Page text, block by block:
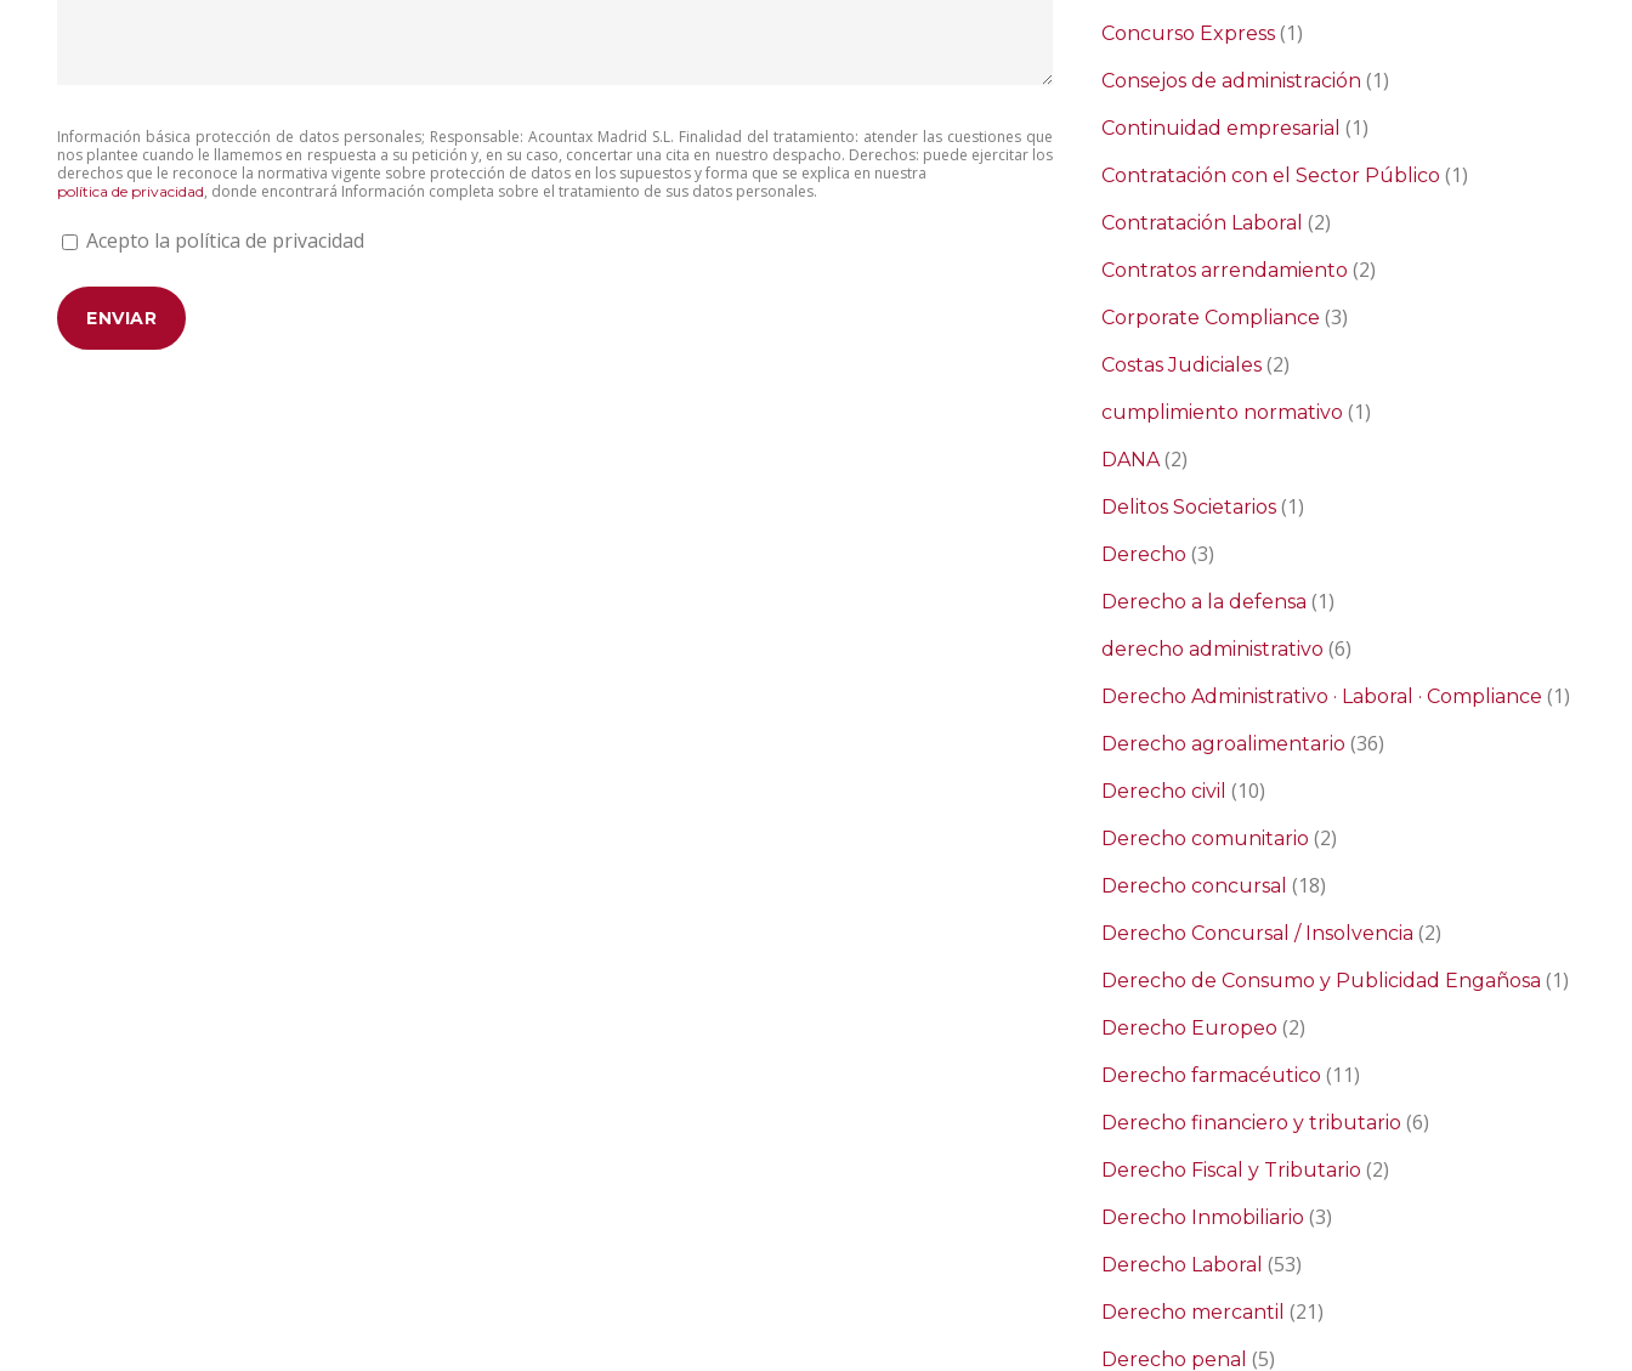
Información básica protección de datos personales; Responsable: Acountax Madrid S.L. Finalidad del tratamiento: atender las cuestiones que
nos plantee cuando le llamemos en respuesta a su petición y, en su caso, concertar una cita en nuestro despacho. Derechos: puede ejercitar los
derechos que le reconoce la normativa vigente sobre protección de datos en los supuestos y forma que se explica en nuestra
política de privacidad, donde encontrará Información completa sobre el tratamiento de sus datos personales.
Acepto la política de privacidad
Concurso Express (1)
Consejos de administración (1)
Continuidad empresarial (1)
Contratación con el Sector Público (1)
Contratación Laboral (2)
Contratos arrendamiento (2)
Corporate Compliance (3)
Costas Judiciales (2)
cumplimiento normativo (1)
DANA(2)
Delitos Societarios (1)
Derecho (3)
Derecho a la defensa (1)
derecho administrativo (6)
Derecho Administrativo · Laboral · Compliance (1)
Derecho agroalimentario (36)
Derecho civil (10)
Derecho comunitario (2)
Derecho concursal (18)
Derecho Concursal / Insolvencia (2)
Derecho de Consumo y Publicidad Engañosa (1)
Derecho Europeo (2)
Derecho farmacéutico (11)
Derecho financiero y tributario (6)
Derecho Fiscal y Tributario (2)
Derecho Inmobiliario (3)
Derecho Laboral (53)
Derecho mercantil (21)
Derecho penal (5)